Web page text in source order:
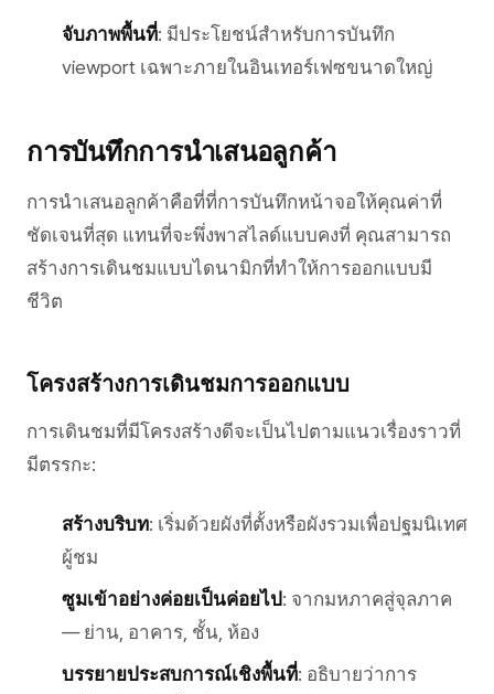
จับภาพพื้นที่: มีประโยชน์สำหรับการบันทึก
viewport เฉพาะภายในอินเทอร์เฟซขนาดใหญ่
การบันทึกการนำเสนอลูกค้า
การนำเสนอลูกค้าคือที่ที่การบันทึกหน้าจอให้คุณค่าที่
ชัดเจนที่สุด แทนที่จะพึ่งพาสไลด์แบบคงที่ คุณสามารถ
สร้างการเดินชมแบบไดนามิกที่ทำให้การออกแบบมี
ชีวิต
โครงสร้างการเดินชมการออกแบบ
การเดินชมที่มีโครงสร้างดีจะเป็นไปตามแนวเรื่องราวที่
มีตรรกะ:
สร้างบริบท: เริ่มด้วยผังที่ตั้งหรือผังรวมเพื่อปฐมนิเทศ
ผู้ชม
ซูมเข้าอย่างค่อยเป็นค่อยไป: จากมหภาคสู่จุลภาค
— ย่าน, อาคาร, ชั้น, ห้อง
บรรยายประสบการณ์เชิงพื้นที่: อธิบายว่าการ